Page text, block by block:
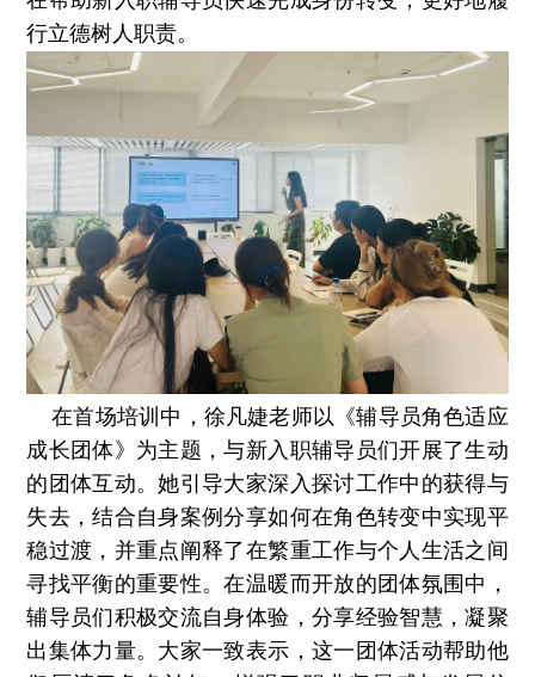
行立德树人职责。
在首场培训中，徐凡婕老师以《辅导员角色适应
成长团体》为主题，与新入职辅导员们开展了生动
的团体互动。她引导大家深入探讨工作中的获得与
失去，结合自身案例分享如何在角色转变中实现平
稳过渡，并重点阐释了在繁重工作与个人生活之间
寻找平衡的重要性。在温暖而开放的团体氛围中，
辅导员们积极交流自身体验，分享经验智慧，凝聚
出集体力量。大家一致表示，这一团体活动帮助他